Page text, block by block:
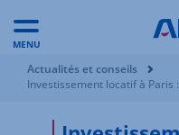
MENU
Vous êtes ici:
Actualités et conseils
Investissement locatif à